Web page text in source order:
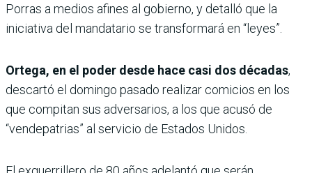
Porras a medios afines al gobierno, y detalló que la
iniciativa del mandatario se transformará en “leyes”.
Ortega, en el poder desde hace casi dos décadas,
descartó el domingo pasado realizar comicios en los
que compitan sus adversarios, a los que acusó de
“vendepatrias” al servicio de Estados Unidos.